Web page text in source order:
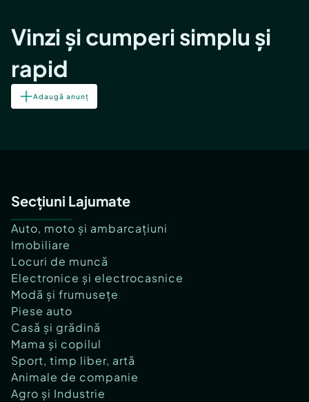
Vinzi și cumperi simplu și
rapid
Adaugă anunț
Secțiuni Lajumate
Auto, moto și ambarcațiuni
Imobiliare
Locuri de muncă
Electronice și electrocasnice
Modă și frumusețe
Piese auto
Casă și grădină
Mama și copilul
Sport, timp liber, artă
Animale de companie
Agro și Industrie